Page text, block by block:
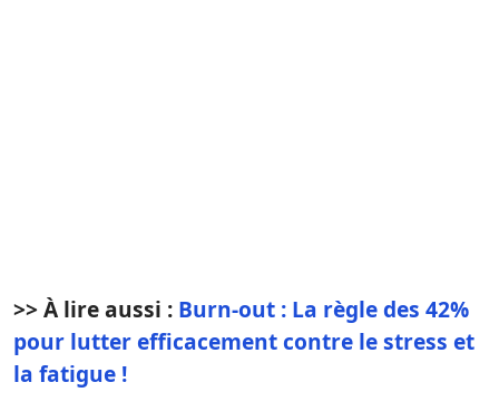
>> À lire aussi : Burn-out : La règle des 42%
pour lutter efficacement contre le stress et
la fatigue !